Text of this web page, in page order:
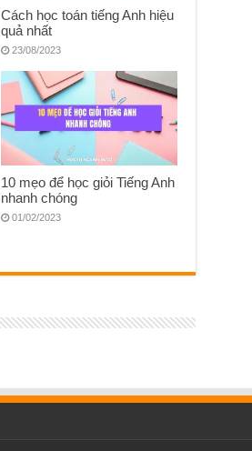
Cách học toán tiếng Anh hiệu
quả nhất
23/08/2023
10 mẹo để học giỏi Tiếng Anh
nhanh chóng
01/02/2023